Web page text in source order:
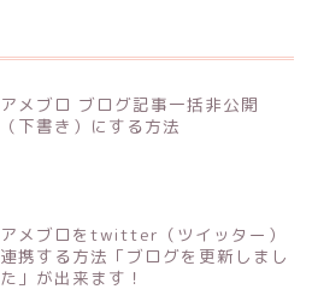
アメブロ ブログ記事一括非公開
（下書き）にする方法
アメブロをtwitter（ツイッター）
連携する方法「ブログを更新しまし
た」が出来ます！